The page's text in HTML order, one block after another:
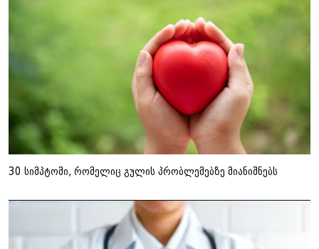
30 სიმპტომი, რომელიც გულის პრობლემებზე მიანიშნებს